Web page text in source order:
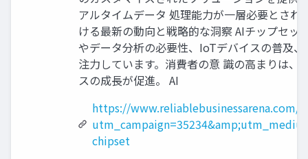
アルタイムデータ 処理能力が一層必要とさ
ける最新の動向と戦略的な洞察 AIチップセ
やデータ分析の必要性、IoTデバイスの普及
注力しています。消費者の意 識の高まりは
スの成長が促進。 AI
https://www.reliablebusinessarena.com/
chipset